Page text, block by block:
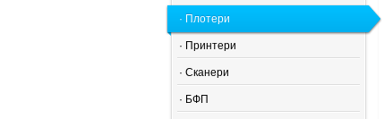
· Плотери
· Принтери
· Сканери
· БФП